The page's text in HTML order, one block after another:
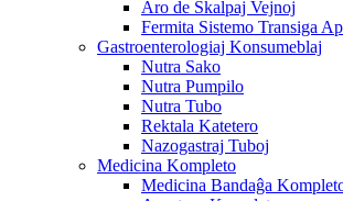
Aro de Skalpaj Vejnoj
Fermita Sistemo Transiga
Gastroenterologiaj Konsumeblaj
Nutra Sako
Nutra Pumpilo
Nutra Tubo
Rektala Katetero
Nazogastraj Tuboj
Medicina Kompleto
Medicina Bandaĝa